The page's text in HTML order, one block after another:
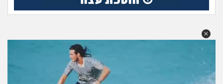
עבודה וקריירה
בית, שכנים ושותפים